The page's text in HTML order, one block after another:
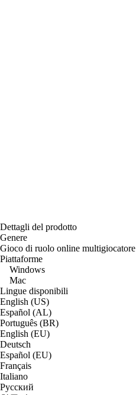
Dettagli del prodotto
Genere
Gioco di ruolo online multigiocatore
Piattaforme
Windows
Mac
Lingue disponibili
English (US)
Español (AL)
Português (BR)
English (EU)
Deutsch
Español (EU)
Français
Italiano
Русский